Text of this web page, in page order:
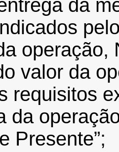
da
operação,
valor da
requisitos
da
Presente”;